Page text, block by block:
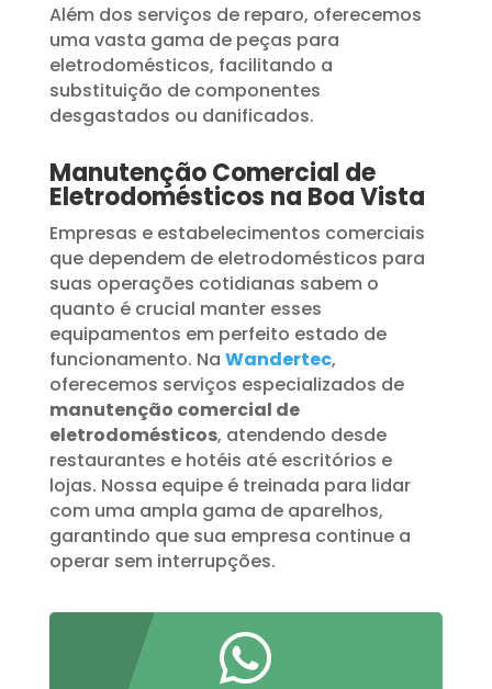
Além dos serviços de reparo, oferecemos
uma vasta gama de peças para
eletrodomésticos, facilitando a
substituição de componentes
desgastados ou danificados.
Manutenção Comercial de
Eletrodomésticos na Boa Vista
Empresas e estabelecimentos comerciais
que dependem de eletrodomésticos para
suas operações cotidianas sabem o
quanto é crucial manter esses
equipamentos em perfeito estado de
funcionamento. Na Wandertec,
oferecemos serviços especializados de
manutenção comercial de
eletrodomésticos, atendendo desde
restaurantes e hotéis até escritórios e
lojas. Nossa equipe é treinada para lidar
com uma ampla gama de aparelhos,
garantindo que sua empresa continue a
operar sem interrupções.
